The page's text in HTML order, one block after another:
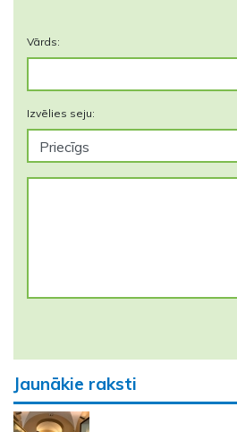
Vārds:
Izvēlies seju:
Jaunākie raksti